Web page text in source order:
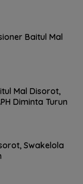
Baitul Mal
Mal Disorot,
Diminta Turun
Swakelola